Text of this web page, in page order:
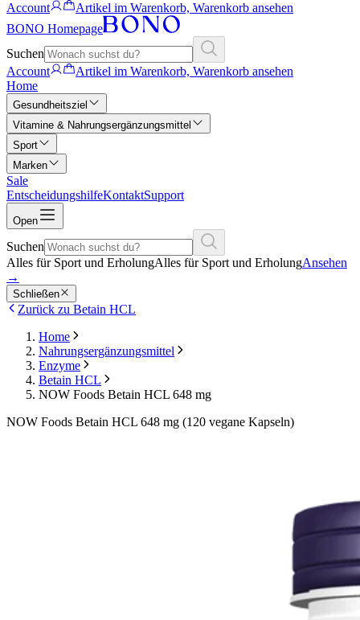
Account
Artikel im Warenkorb, Warenkorb ansehen
BONO Homepage
Suchen
Account
Artikel im Warenkorb, Warenkorb ansehen
Home
Gesundheitsziel
Vitamine & Nahrungsergänzungsmittel
Sport
Marken
Sale
EntscheidungshilfeKontaktSupport
Open
Suchen
Alles für Sport und ErholungAlles für Sport und ErholungAnsehen
→
Schließen
Zurück zu Betain HCL
Home
Nahrungsergänzungsmittel
Enzyme
Betain HCL
NOW Foods Betain HCL 648 mg
NOW Foods Betain HCL 648 mg (120 vegane Kapseln)